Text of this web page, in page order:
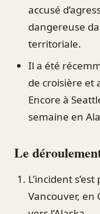
accusé
dangereuse
territoriale.
Il a été
de croisière et
Encore à
semaine en
Le
L’incident
Vancouver,